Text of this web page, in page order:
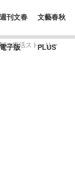
週刊文春
電子版
文藝春秋
PLUS
の復活ストーリー